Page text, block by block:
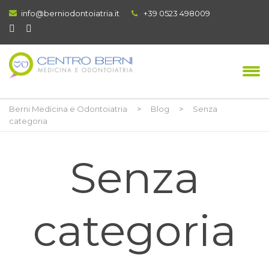
info@berniodontoiatria.it +39 0523 498009
Berni Medicina e Odontoiatria > Blog >
Senza
categoria
Senza
categoria